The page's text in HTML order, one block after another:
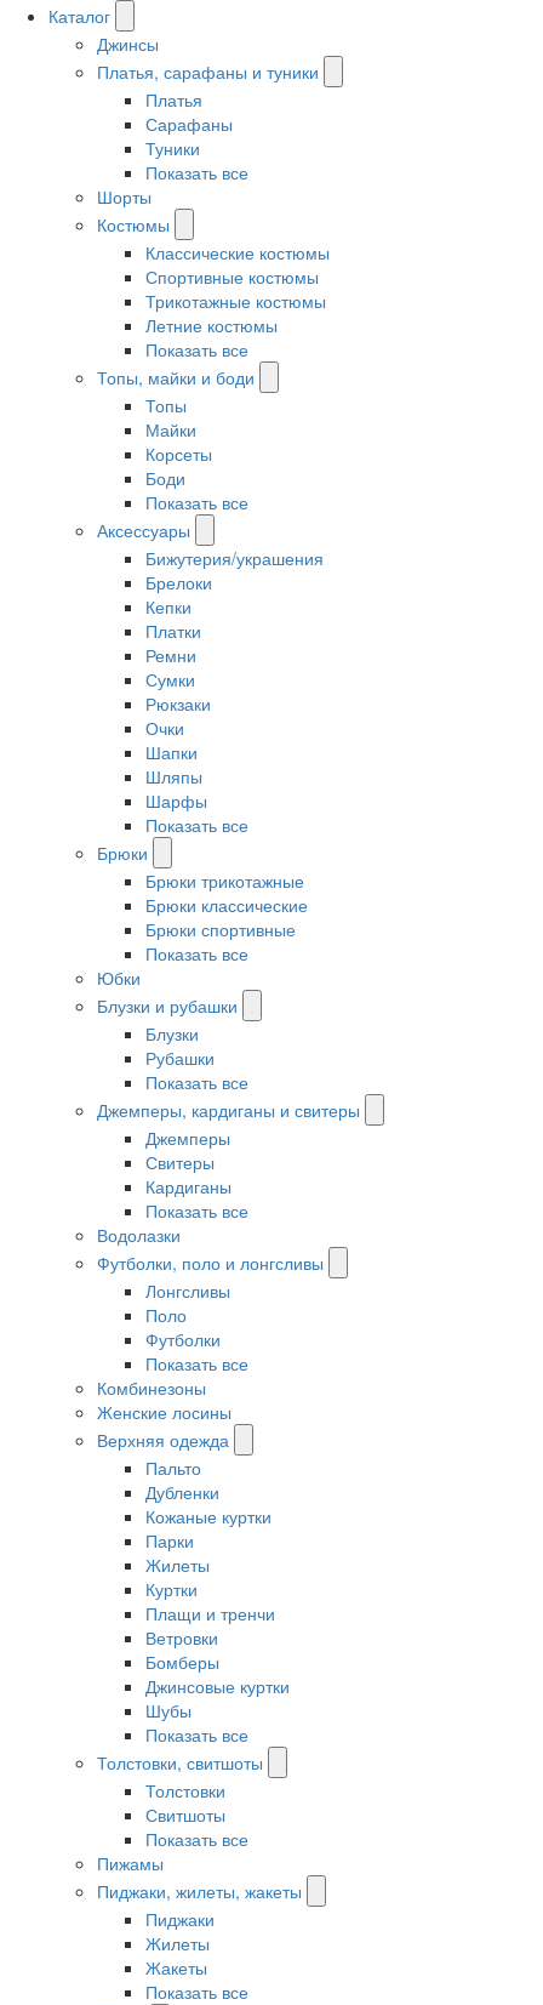
Каталог
Джинсы
Платья, сарафаны и туники
Платья
Сарафаны
Туники
Показать все
Шорты
Костюмы
Классические костюмы
Спортивные костюмы
Трикотажные костюмы
Летние костюмы
Показать все
Топы, майки и боди
Топы
Майки
Корсеты
Боди
Показать все
Аксессуары
Бижутерия/украшения
Брелоки
Кепки
Платки
Ремни
Сумки
Рюкзаки
Очки
Шапки
Шляпы
Шарфы
Показать все
Брюки
Брюки трикотажные
Брюки классические
Брюки спортивные
Показать все
Юбки
Блузки и рубашки
Блузки
Рубашки
Показать все
Джемперы, кардиганы и свитеры
Джемперы
Свитеры
Кардиганы
Показать все
Водолазки
Футболки, поло и лонгсливы
Лонгсливы
Поло
Футболки
Показать все
Комбинезоны
Женские лосины
Верхняя одежда
Пальто
Дубленки
Кожаные куртки
Парки
Жилеты
Куртки
Плащи и тренчи
Ветровки
Бомберы
Джинсовые куртки
Шубы
Показать все
Толстовки, свитшоты
Толстовки
Свитшоты
Показать все
Пижамы
Пиджаки, жилеты, жакеты
Пиджаки
Жилеты
Жакеты
Показать все